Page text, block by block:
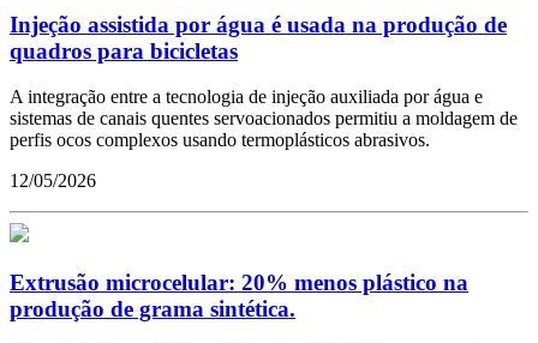
Injeção assistida por água é usada na produção de
quadros para bicicletas
A integração entre a tecnologia de injeção auxiliada por água e
sistemas de canais quentes servoacionados permitiu a moldagem de
perfis ocos complexos usando termoplásticos abrasivos.
12/05/2026
Extrusão microcelular: 20% menos plástico na
produção de grama sintética.